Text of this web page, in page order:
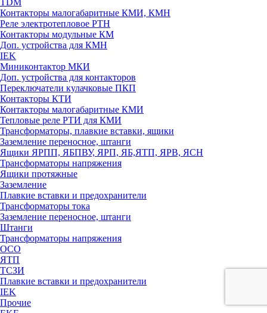
TDM
Контакторы малогабаритные КМИ, КМН
Реле электротепловое РТН
Контакторы модульные КМ
Доп. устройства для КМН
IEK
Миниконтактор МКИ
Доп. устройства для контакторов
Переключатели кулачковые ПКП
Контакторы КТИ
Контакторы малогабаритные КМИ
Тепловые реле РTИ для КМИ
Трансформаторы, плавкие вставки, ящики
Заземление переносное, штанги
Ящики ЯРПП, ЯБПВУ, ЯРП, ЯБ,ЯТП, ЯРВ, ЯСН
Трансформаторы напряжения
Ящики протяжные
Заземление
Плавкие вставки и предохранители
Трансформаторы тока
Заземление переносное, штанги
Штанги
Трансформаторы напряжения
ОСО
ЯТП
ТСЗИ
Плавкие вставки и предохранители
IEK
Прочие